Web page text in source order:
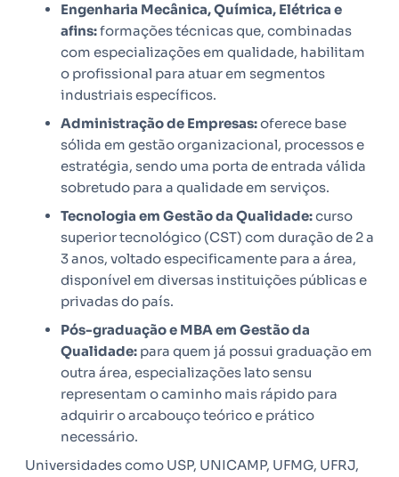
Engenharia Mecânica, Química, Elétrica e
afins:formações técnicas que, combinadas
com especializações em qualidade, habilitam
o profissional para atuar em segmentos
industriais específicos.
Administração de Empresas:oferece base
sólida em gestão organizacional, processos e
estratégia, sendo uma porta de entrada válida
sobretudo para a qualidade em serviços.
Tecnologia em Gestão da Qualidade:curso
superior tecnológico (CST) com duração de 2 a
3 anos, voltado especificamente para a área,
disponível em diversas instituições públicas e
privadas do país.
Pós-graduação e MBA em Gestão da
Qualidade: para quem já possui graduação em
outra área, especializações lato sensu
representam o caminho mais rápido para
adquirir o arcabouço teórico e prático
necessário.
Universidades como USP, UNICAMP, UFMG, UFRJ,